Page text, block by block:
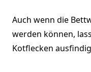
Auch wenn die
werden können,
Kotflecken